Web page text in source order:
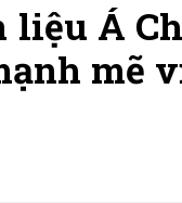
liệu Á
mẽ